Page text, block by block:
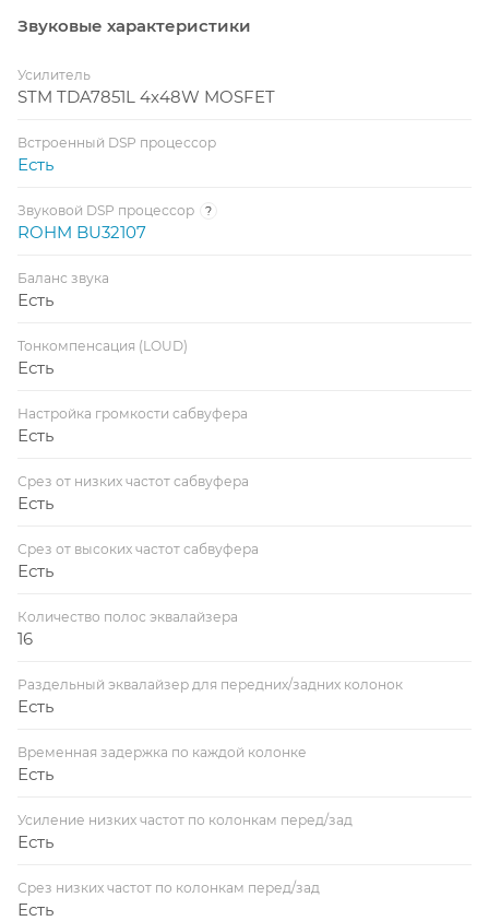
Звуковые характеристики
Усилитель
STM TDA7851L 4x48W MOSFET
Встроенный DSP процессор
Есть
Звуковой DSP процессор ?
ROHM BU32107
Баланс звука
Есть
Тонкомпенсация (LOUD)
Есть
Настройка громкости сабвуфера
Есть
Срез от низких частот сабвуфера
Есть
Срез от высоких частот сабвуфера
Есть
Количество полос эквалайзера
16
Раздельный эквалайзер для передних/задних колонок
Есть
Временная задержка по каждой колонке
Есть
Усиление низких частот по колонкам перед/зад
Есть
Срез низких частот по колонкам перед/зад
Есть